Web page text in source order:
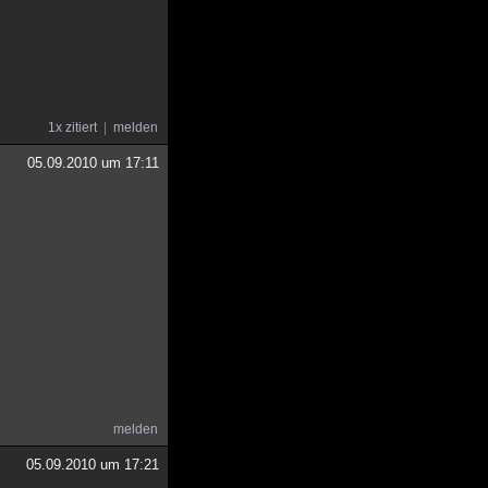
1x zitiert melden
05.09.2010 um 17:11
melden
05.09.2010 um 17:21